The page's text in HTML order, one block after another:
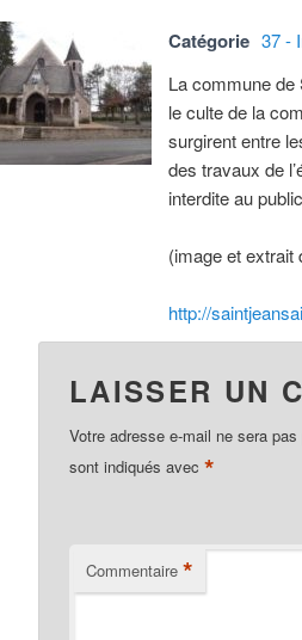
Catégorie 37 -
La commune de
le culte de la
surgirent entre
des travaux de
interdite au
(image et extrait
http://
LAISSER UN
Votre adresse e-mail ne sera pas
sont indiqués avec *
Commentaire *